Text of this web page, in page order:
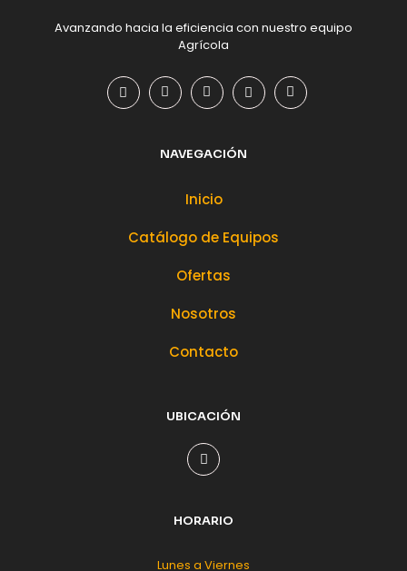
Avanzando hacia la eficiencia con nuestro equipo
Agrícola
NAVEGACIÓN
Inicio
Catálogo de Equipos
Ofertas
Nosotros
Contacto
UBICACIÓN
HORARIO
Lunes a Viernes